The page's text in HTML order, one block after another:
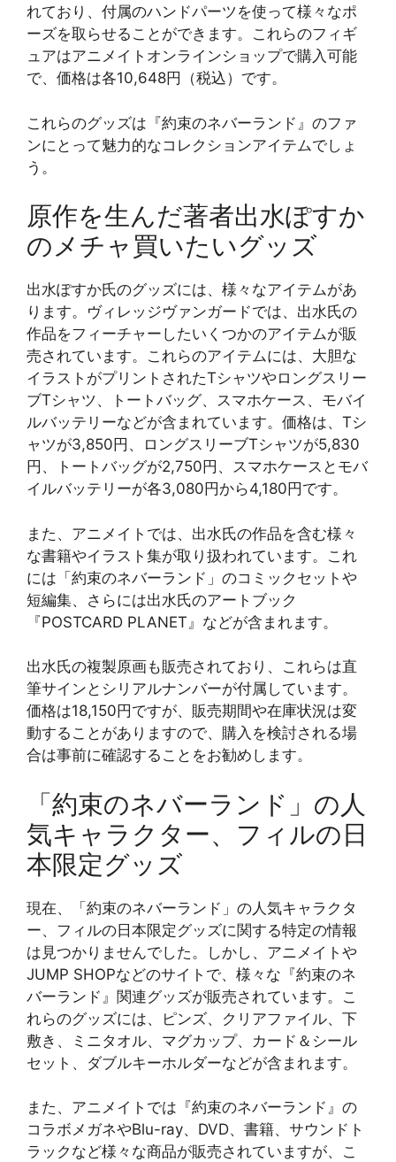
れており、付属のハンドパーツを使って様々なポ
ーズを取らせることができます。これらのフィギ
ュアはアニメイトオンラインショップで購入可能
で、価格は各10,648円（税込）です​​。
これらのグッズは『約束のネバーランド』のファ
ンにとって魅力的なコレクションアイテムでしょ
う。
原作を生んだ著者出水ぽすか
のメチャ買いたいグッズ
出水ぽすか氏のグッズには、様々なアイテムがあ
ります。ヴィレッジヴァンガードでは、出水氏の
作品をフィーチャーしたいくつかのアイテムが販
売されています。これらのアイテムには、大胆な
イラストがプリントされたTシャツやロングスリー
ブTシャツ、トートバッグ、スマホケース、モバイ
ルバッテリーなどが含まれています。価格は、Tシ
ャツが3,850円、ロングスリーブTシャツが5,830
円、トートバッグが2,750円、スマホケースとモバ
イルバッテリーが各3,080円から4,180円です​​。
また、アニメイトでは、出水氏の作品を含む様々
な書籍やイラスト集が取り扱われています。これ
には「約束のネバーランド」のコミックセットや
短編集、さらには出水氏のアートブック
『POSTCARD PLANET』などが含まれます​​。
出水氏の複製原画も販売されており、これらは直
筆サインとシリアルナンバーが付属しています。
価格は18,150円ですが、販売期間や在庫状況は変
動することがありますので、購入を検討される場
合は事前に確認することをお勧めします​​。
「約束のネバーランド」の人
気キャラクター、フィルの日
本限定グッズ
現在、「約束のネバーランド」の人気キャラクタ
ー、フィルの日本限定グッズに関する特定の情報
は見つかりませんでした。しかし、アニメイトや
JUMP SHOPなどのサイトで、様々な『約束のネ
バーランド』関連グッズが販売されています。こ
れらのグッズには、ピンズ、クリアファイル、下
敷き、ミニタオル、マグカップ、カード＆シール
セット、ダブルキーホルダーなどが含まれます​​。
また、アニメイトでは『約束のネバーランド』の
コラボメガネやBlu-ray、DVD、書籍、サウンドト
ラックなど様々な商品が販売されていますが、こ